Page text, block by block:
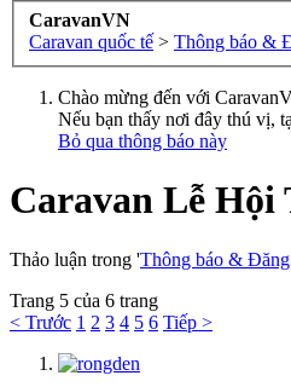
CaravanVN
Caravan quốc tế > Thông báo &
Chào mừng đến với
Nếu bạn thấy nơi đây thú vị,
Bỏ qua thông báo này
Caravan Lễ Hội
Thảo luận trong 'Thông báo &
Trang 5 của 6 trang
< Trước 1 2 3 4 5 6 Tiếp >